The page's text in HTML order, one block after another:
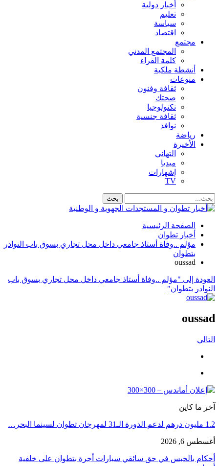
أخبار دولية
تعليم
سياسة
اقتصاد
مجتمع
المجتمع المدني
كلمة القراء
أنشطة ملكية
منوعات
ثقافة وفنون
صحتك
تكنولوجيا
ثقافة جنسية
نوافذ
رياضة
الأخيرة
التهاني
ميديا
إشهارات
TV
الصفحة الرئيسية
أخبار تطوان
مؤلم ..وفاة أستاذ جامعي داخل محل تجاري بسوق باب النوادر
بتطوان
oussad
العودة إلى "مؤلم ..وفاة أستاذ جامعي داخل محل تجاري بسوق باب
النوادر بتطوان"
oussad
التالي
آخر ما كاين
1.2 مليون درهم لدعم الدورة الـ31 لمهرجان تطوان لسينما البحر…
أغسطس 6, 2026
أحكام بالحبس في حق سائقي سيارات أجرة بتطوان على خلفية